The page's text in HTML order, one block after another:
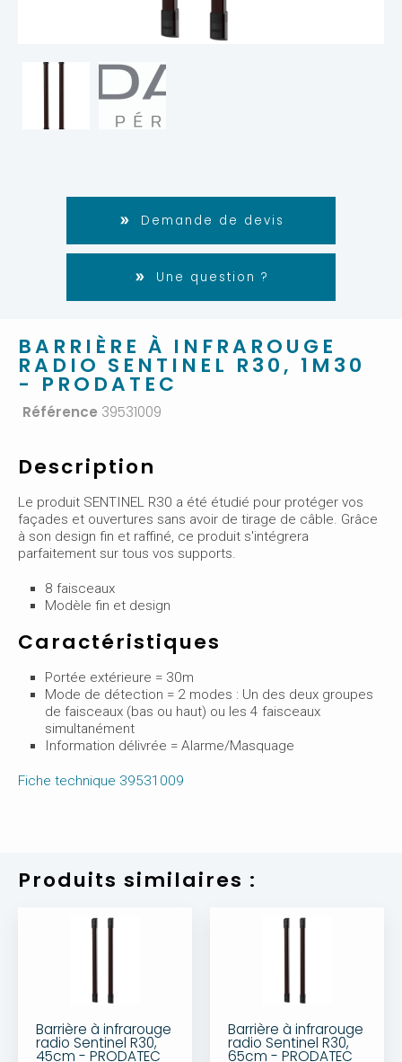
Demande de devis
Une question ?
BARRIÈRE À INFRAROUGE
RADIO SENTINEL R30, 1M30
- PRODATEC
Référence 39531009
Description
Le produit SENTINEL R30 a été étudié pour protéger vos
façades et ouvertures sans avoir de tirage de câble. Grâce
à son design fin et raffiné, ce produit s'intégrera
parfaitement sur tous vos supports.
8 faisceaux
Modèle fin et design
Caractéristiques
Portée extérieure = 30m
Mode de détection = 2 modes : Un des deux groupes
de faisceaux (bas ou haut) ou les 4 faisceaux
simultanément
Information délivrée = Alarme/Masquage
Fiche technique 39531009
Produits similaires :
Barrière à infrarouge
radio Sentinel R30,
45cm - PRODATEC
Barrière à infrarouge
radio Sentinel R30,
65cm - PRODATEC